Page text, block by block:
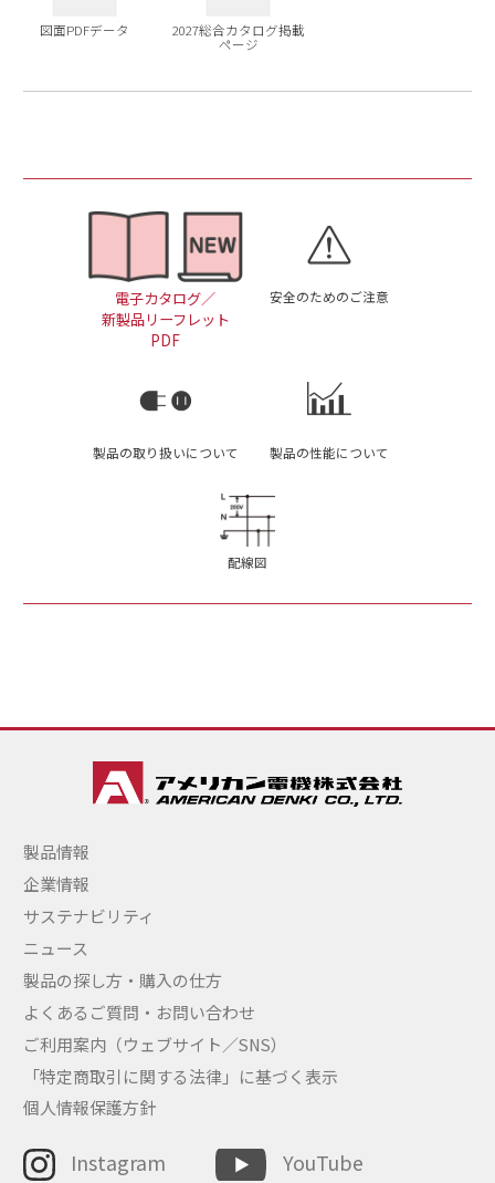
図面PDFデータ
2027総合カタログ掲載
ページ
電子カタログ／
新製品リーフレット
PDF
安全のためのご注意
製品の取り扱いについて 製品の性能について
配線図
製品情報
企業情報
サステナビリティ
ニュース
製品の探し方・購入の仕方
よくあるご質問・お問い合わせ
ご利用案内（ウェブサイト／SNS）
「特定商取引に関する法律」に基づく表示
個人情報保護方針
Instagram YouTube